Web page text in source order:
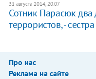
31 августа 2014, 20:07
Сотник Парасюк
террористов, - сестра
Про нас
Реклама на сайте